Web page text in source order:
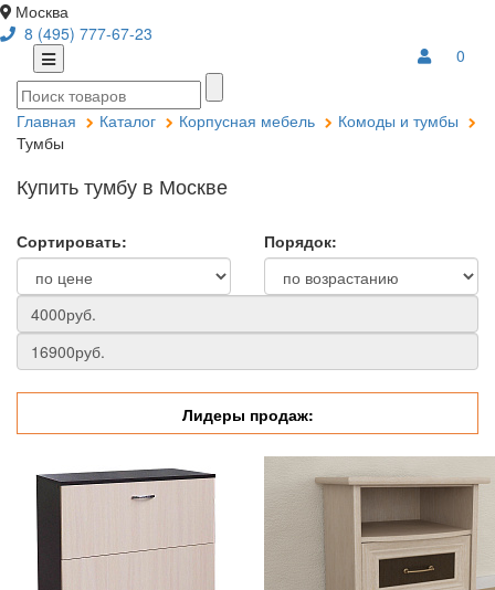
Москва
8 (495) 777-67-23
0
Главная Каталог Корпусная мебель
Комоды и тумбы
Тумбы
Купить тумбу в Москве
Сортировать: Порядок:
Лидеры продаж: